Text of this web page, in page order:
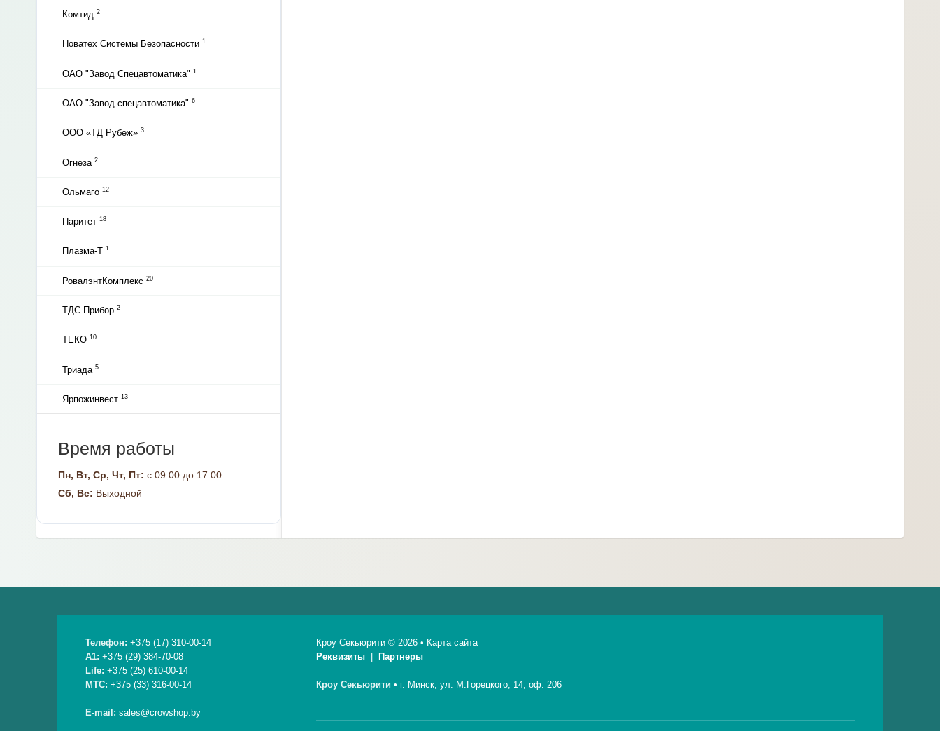
Комтид 2
Новатех Системы Безопасности 1
ОАО "Завод Спецавтоматика" 1
ОАО "Завод спецавтоматика" 6
ООО «ТД Рубеж» 3
Огнеза 2
Ольмаго 12
Паритет 18
Плазма-Т 1
РовалэнтКомплекс 20
ТДС Прибор 2
ТЕКО 10
Триада 5
Ярпожинвест 13
Время работы
Пн, Вт, Ср, Чт, Пт: с 09:00 до 17:00
Сб, Вс: Выходной
Телефон: +375 (17) 310-00-14
A1: +375 (29) 384-70-08
Life: +375 (25) 610-00-14
МТС: +375 (33) 316-00-14
E-mail: sales@crowshop.by
Кроу Секьюрити © 2026 • Карта сайта
Реквизиты
Партнеры
Кроу Секьюрити • г. Минск, ул. М.Горецкого, 14, оф. 206